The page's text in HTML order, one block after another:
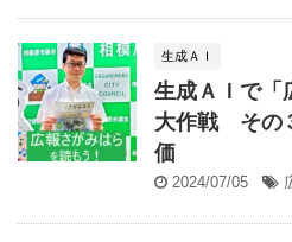
生成ＡＩ
生成ＡＩで「
大作戦 その
価
2024/07/05